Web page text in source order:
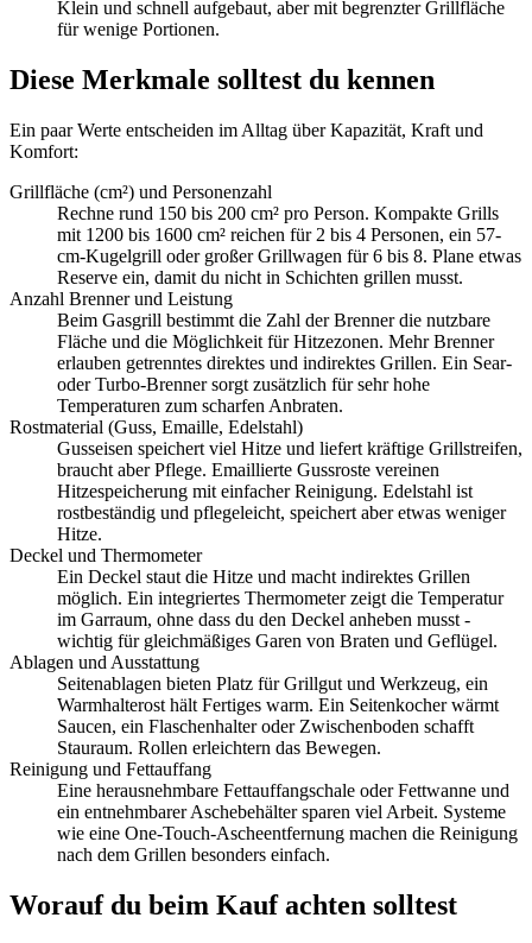
Klein und schnell aufgebaut, aber mit begrenzter Grillfläche
für wenige Portionen.
Diese Merkmale solltest du kennen
Ein paar Werte entscheiden im Alltag über Kapazität, Kraft und
Komfort:
Grillfläche (cm²) und Personenzahl
Rechne rund 150 bis 200 cm² pro Person. Kompakte Grills
mit 1200 bis 1600 cm² reichen für 2 bis 4 Personen, ein 57-
cm-Kugelgrill oder großer Grillwagen für 6 bis 8. Plane etwas
Reserve ein, damit du nicht in Schichten grillen musst.
Anzahl Brenner und Leistung
Beim Gasgrill bestimmt die Zahl der Brenner die nutzbare
Fläche und die Möglichkeit für Hitzezonen. Mehr Brenner
erlauben getrenntes direktes und indirektes Grillen. Ein Sear-
oder Turbo-Brenner sorgt zusätzlich für sehr hohe
Temperaturen zum scharfen Anbraten.
Rostmaterial (Guss, Emaille, Edelstahl)
Gusseisen speichert viel Hitze und liefert kräftige Grillstreifen,
braucht aber Pflege. Emaillierte Gussroste vereinen
Hitzespeicherung mit einfacher Reinigung. Edelstahl ist
rostbeständig und pflegeleicht, speichert aber etwas weniger
Hitze.
Deckel und Thermometer
Ein Deckel staut die Hitze und macht indirektes Grillen
möglich. Ein integriertes Thermometer zeigt die Temperatur
im Garraum, ohne dass du den Deckel anheben musst -
wichtig für gleichmäßiges Garen von Braten und Geflügel.
Ablagen und Ausstattung
Seitenablagen bieten Platz für Grillgut und Werkzeug, ein
Warmhalterost hält Fertiges warm. Ein Seitenkocher wärmt
Saucen, ein Flaschenhalter oder Zwischenboden schafft
Stauraum. Rollen erleichtern das Bewegen.
Reinigung und Fettauffang
Eine herausnehmbare Fettauffangschale oder Fettwanne und
ein entnehmbarer Aschebehälter sparen viel Arbeit. Systeme
wie eine One-Touch-Ascheentfernung machen die Reinigung
nach dem Grillen besonders einfach.
Worauf du beim Kauf achten solltest